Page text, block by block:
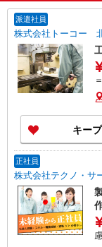
派遣社員
株式会社トーコー
キープ
正社員
株式会社テクノ・サ